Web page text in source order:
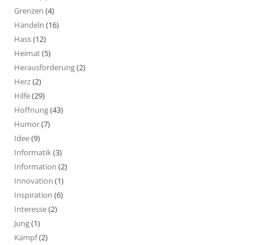
Grenzen (4)
Handeln (16)
Hass(12)
Heimat(5)
Herausforderung(2)
Herz(2)
Hilfe(29)
Hoffnung(43)
Humor(7)
Idee(9)
Informatik(3)
Information (2)
Innovation (1)
Inspiration (6)
Interesse(2)
Jung(1)
Kampf(2)